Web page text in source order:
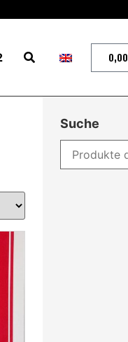
0,00
Suche